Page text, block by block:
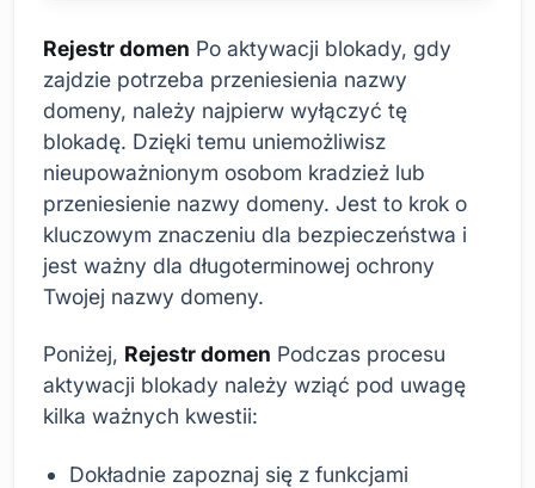
Rejestr domen Po aktywacji blokady, gdy
zajdzie potrzeba przeniesienia nazwy
domeny, należy najpierw wyłączyć tę
blokadę. Dzięki temu uniemożliwisz
nieupoważnionym osobom kradzież lub
przeniesienie nazwy domeny. Jest to krok o
kluczowym znaczeniu dla bezpieczeństwa i
jest ważny dla długoterminowej ochrony
Twojej nazwy domeny.
Poniżej, Rejestr domen Podczas procesu
aktywacji blokady należy wziąć pod uwagę
kilka ważnych kwestii:
Dokładnie zapoznaj się z funkcjami